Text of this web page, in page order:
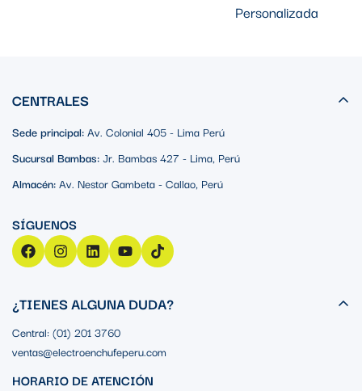
Personalizada
CENTRALES
Sede principal:Av. Colonial 405 - Lima Perú
Sucursal Bambas:Jr. Bambas 427 - Lima, Perú
Almacén:Av. Nestor Gambeta - Callao, Perú
¿TIENES ALGUNA DUDA?
Central: (01) 201 3760
ventas@electroenchufeperu.com
HORARIO DE ATENCIÓN